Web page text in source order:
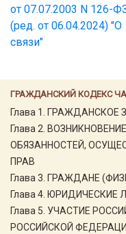
ГРАЖДАНСКИЙ КОДЕКС
Глава 1.
Глава 2.
ОБЯЗАННОСТЕЙ,
ПРАВ
Глава 3. ГРАЖДАНЕ
Глава 4. ЮРИДИЧЕСКИЕ
Глава 5. УЧАСТИЕ
РОССИЙСКОЙ
от 07.07.2003 N 126-
(ред. от 06.04.2024) "О
связи"